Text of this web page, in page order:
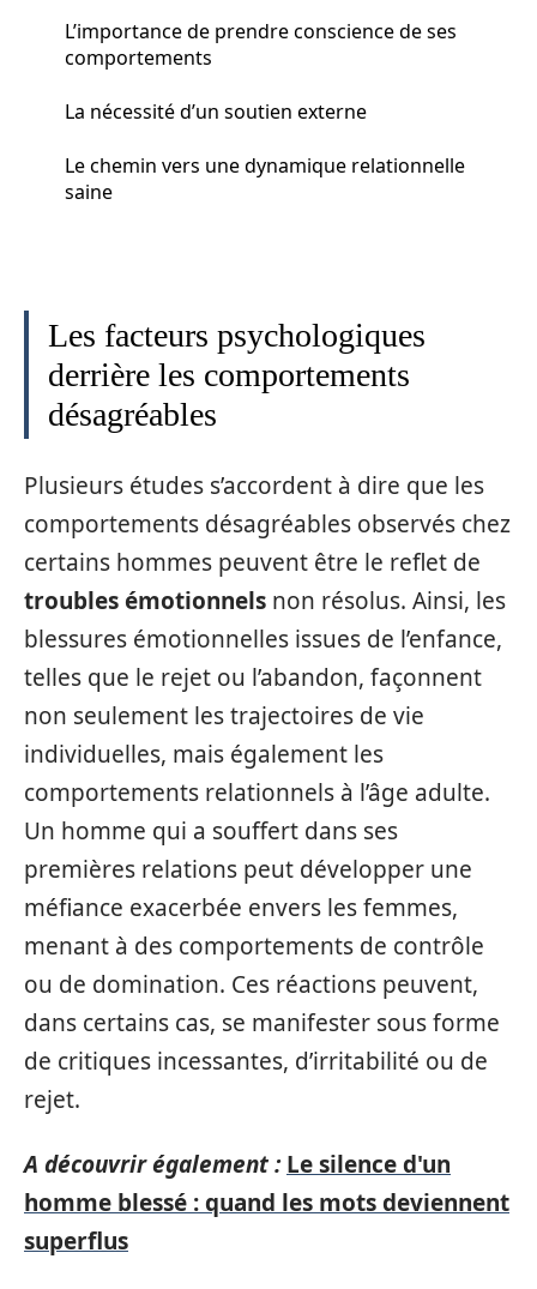
L’importance de prendre conscience de ses
comportements
La nécessité d’un soutien externe
Le chemin vers une dynamique relationnelle
saine
Les facteurs psychologiques
derrière les comportements
désagréables
Plusieurs études s’accordent à dire que les
comportements désagréables observés chez
certains hommes peuvent être le reflet de
troubles émotionnels non résolus. Ainsi, les
blessures émotionnelles issues de l’enfance,
telles que le rejet ou l’abandon, façonnent
non seulement les trajectoires de vie
individuelles, mais également les
comportements relationnels à l’âge adulte.
Un homme qui a souffert dans ses
premières relations peut développer une
méfiance exacerbée envers les femmes,
menant à des comportements de contrôle
ou de domination. Ces réactions peuvent,
dans certains cas, se manifester sous forme
de critiques incessantes, d’irritabilité ou de
rejet.
A découvrir également : Le silence d'un
homme blessé : quand les mots deviennent
superflus